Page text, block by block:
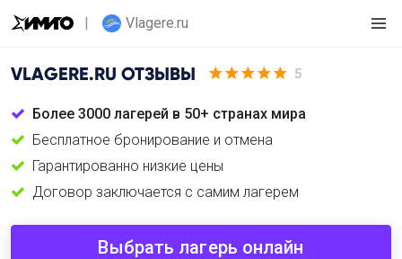
Vlagere.ru
VLAGERE.RU ОТЗЫВЫ 5
Более 3000 лагерей в 50+ странах мира
Бесплатное бронирование и отмена
Гарантированно низкие цены
Договор заключается с самим лагерем
Выбрать лагерь онлайн